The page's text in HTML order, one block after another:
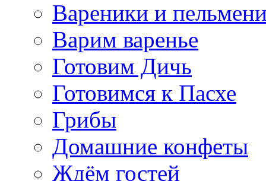
Вареники и
Варим варенье
Готовим Дичь
Готовимся к Пасхе
Грибы
Домашние конфеты
Ждём гостей